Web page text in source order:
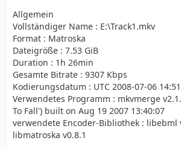
Allgemein
Vollständiger Name : E:\Track1.mkv
Format : Matroska
Dateigröße : 7.53 GiB
Duration : 1h 26min
Gesamte Bitrate : 9307 Kbps
Kodierungsdatum : UTC 2008-07-06
Verwendetes Programm : mkvmerge
To Fall') built on Aug 19 2007 13:40:07
verwendete Encoder-Bibliothek : libebml
libmatroska v0.8.1